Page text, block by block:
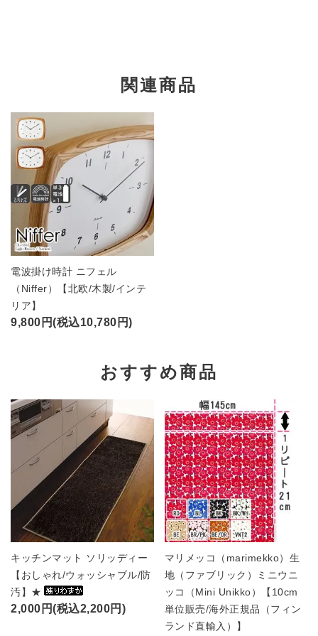
関連商品
電波掛け時計 ニフェル
（Niffer）【北欧/木製/インテ
リア】
9,800円(税込10,780円)
おすすめ商品
キッチンマット ソリッディー
【おしゃれ/ウォッシャブル/防
汚】★
2,000円(税込2,200円)
マリメッコ（marimekko）生
地（ファブリック）ミニウニ
ッコ（Mini Unikko）【10cm
単位販売/海外正規品（フィン
ランド直輸入）】